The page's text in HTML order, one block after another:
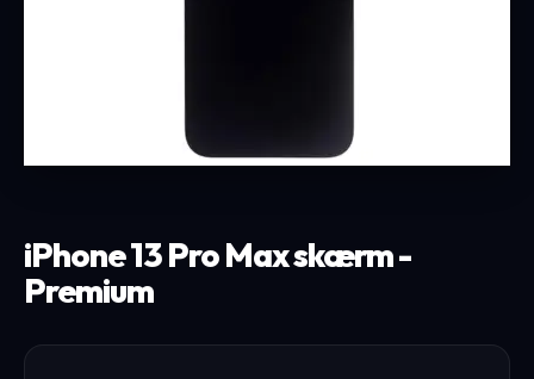
iPhone 13 Pro Max skærm -
Premium